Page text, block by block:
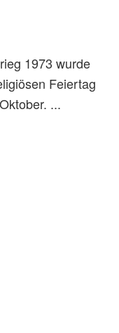
1973 wurde
Feiertag
...